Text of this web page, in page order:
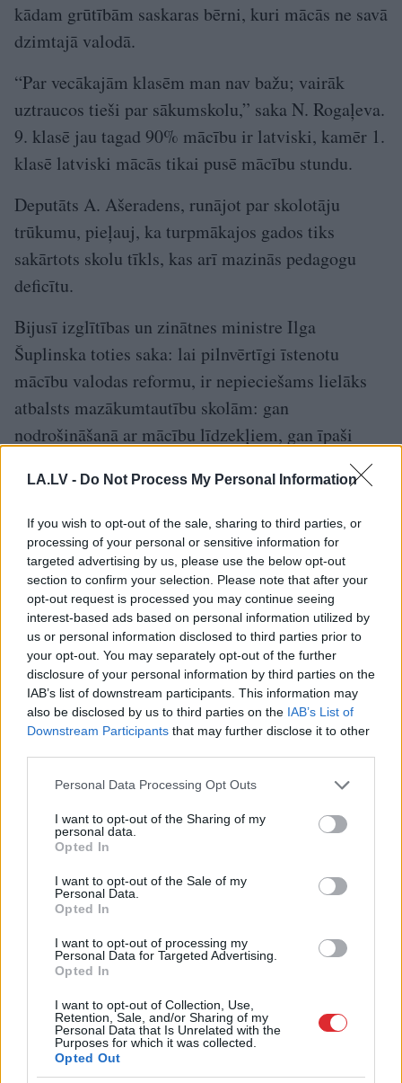
LA.LV - Do Not Process My Personal Information
If you wish to opt-out of the sale, sharing to third parties, or
processing of your personal or sensitive information for
targeted advertising by us, please use the below opt-out
section to confirm your selection. Please note that after your
opt-out request is processed you may continue seeing
interest-based ads based on personal information utilized by
us or personal information disclosed to third parties prior to
your opt-out. You may separately opt-out of the further
disclosure of your personal information by third parties on the
IAB’s list of downstream participants. This information may
also be disclosed by us to third parties on the IAB’s List of
Downstream Participants that may further disclose it to other
Please note that this website/app uses one or more Google
not limited to your visit or usage behaviour. You may click to
grant or deny consent to Google and its third-party tags to
use your data for below specified purposes in below Google
consent section.
Personal Data Processing Opt Outs
I want to opt-out of the Sharing of my
personal data.
Opted In
I want to opt-out of the Sale of my
Personal Data.
Opted In
I want to opt-out of processing my
Personal Data for Targeted Advertising.
Opted In
I want to opt-out of Collection, Use,
Retention, Sale, and/or Sharing of my
Personal Data that Is Unrelated with the
Purposes for which it was collected.
Opted Out
kādam grūtībām saskaras bērni, kuri mācās ne savā
dzimtajā valodā.
“Par vecākajām klasēm man nav bažu; vairāk
uztraucos tieši par sākumskolu,” saka N. Rogaļeva.
9. klasē jau tagad 90% mācību ir latviski, kamēr 1.
klasē latviski mācās tikai pusē mācību stundu.
Deputāts A. Ašeradens, runājot par skolotāju
trūkumu, pieļauj, ka turpmākajos gados tiks
sakārtots skolu tīkls, kas arī mazinās pedagogu
deficītu.
Bijusī izglītības un zinātnes ministre Ilga
Šuplinska toties saka: lai pilnvērtīgi īstenotu
mācību valodas reformu, ir nepieciešams lielāks
atbalsts mazākumtautību skolām: gan
nodrošināšanā ar mācību līdzekļiem, gan īpaši
sagatavojot pedagogus. “Nacionālā apvienība bija
panākusi, lai visos bērnudārzos ir vismaz viena
latviešu grupa. Mehāniski jau to ieviesa, taču vai
reāli visās tajās ir pedagogi?” vaicā I. Šuplinska.
Plāns par pāreju uz mācībām valsts valodā
Izglītības un zinātnes ministrijas plāns, kurā
mācību gadā kuras klases mācās pamatizglītības
programmā, tātad tikai latviski:
2024./25. g. – 1., 2., 7., 8. klases
2025./26. g. – 1., 2., 3., 7., 8., 9. klases
2027./28. g. – 1., 2., 3., 4., 5., 7., 8., 9. klases
2028./29. g. – visi mācās vienā izglītības
programmā mācās pamatizglītības programmā.
Mācības latviski – tikai puse stundu
2018. gadā pakāpeniski uz mācībām tikai valsts
valodā pārgāja visas vidusskolas klases, bet
pamatskolas klasēs latviešu valodas proporcija tika
palielināta, taču skolas varēja izvēlēties kādu no